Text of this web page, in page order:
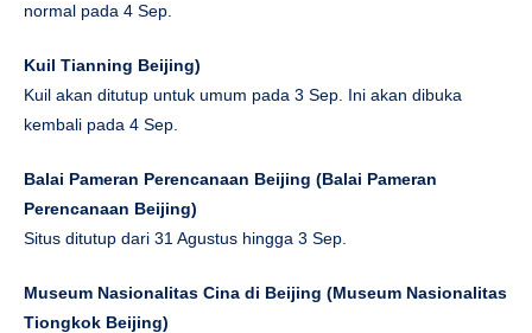
normal pada 4 Sep.
Kuil Tianning Beijing)
Kuil akan ditutup untuk umum pada 3 Sep. Ini akan dibuka
kembali pada 4 Sep.
Balai Pameran Perencanaan Beijing (Balai Pameran
Perencanaan Beijing)
Situs ditutup dari 31 Agustus hingga 3 Sep.
Museum Nasionalitas Cina di Beijing (Museum Nasionalitas
Tiongkok Beijing)